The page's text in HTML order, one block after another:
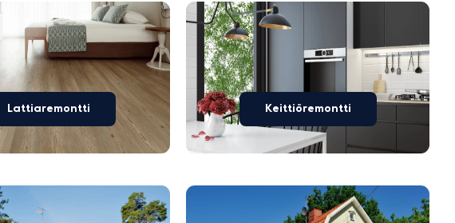
Lattiaremontti Keittiöremontti